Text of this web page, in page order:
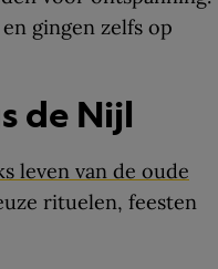
gingen zelfs op
de Nijl
leven van de oude
rituelen, feesten